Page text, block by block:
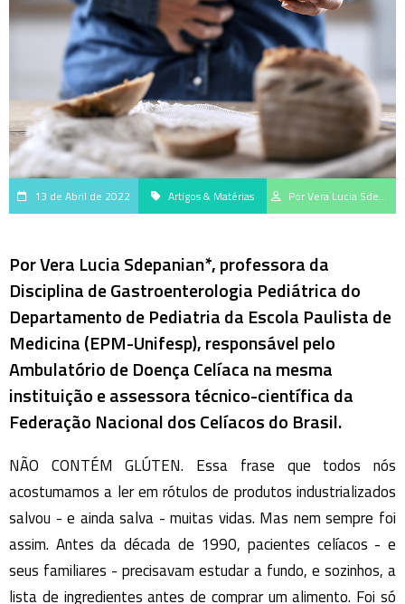
13 de Abril de 2022 Artigos & Matérias Por Vera Lucia Sdepanian
Por Vera Lucia Sdepanian*, professora da
Disciplina de Gastroenterologia Pediátrica do
Departamento de Pediatria da Escola Paulista de
Medicina (EPM-Unifesp), responsável pelo
Ambulatório de Doença Celíaca na mesma
instituição e assessora técnico-científica da
Federação Nacional dos Celíacos do Brasil.
NÃO CONTÉM GLÚTEN. Essa frase que todos nós
acostumamos a ler em rótulos de produtos industrializados
salvou - e ainda salva - muitas vidas. Mas nem sempre foi
assim. Antes da década de 1990, pacientes celíacos - e
seus familiares - precisavam estudar a fundo, e sozinhos, a
lista de ingredientes antes de comprar um alimento. Foi só